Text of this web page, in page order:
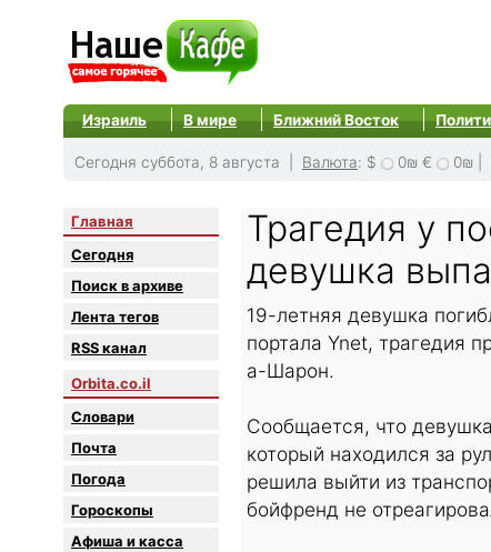
Израиль В мире Ближний Восток
Сегодня суббота, 8 августа | Валюта: $ 0₪ € 0₪
Главная
Сегодня
Поиск в архиве
Лента тегов
RSS канал
Orbita.co.il
Словари
Почта
Погода
Гороскопы
Афиша и касса
Трагедия у
девушка
19-летняя девушка
портала Ynet, трагедия
а-Шарон.
Сообщается, что
который находился за
решила выйти из
бойфренд не